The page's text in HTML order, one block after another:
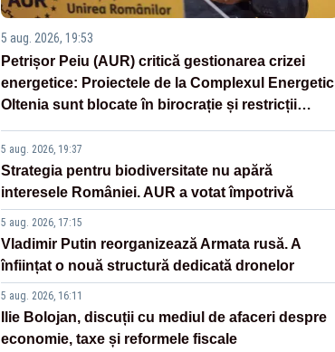
5 aug. 2026, 19:53
Petrișor Peiu (AUR) critică gestionarea crizei
energetice: Proiectele de la Complexul Energetic
Oltenia sunt blocate în birocrație și restricții
5 aug. 2026, 19:37
Strategia pentru biodiversitate nu apără
interesele României. AUR a votat împotrivă
5 aug. 2026, 17:15
Vladimir Putin reorganizează Armata rusă. A
înființat o nouă structură dedicată dronelor
5 aug. 2026, 16:11
Ilie Bolojan, discuții cu mediul de afaceri despre
economie, taxe și reformele fiscale